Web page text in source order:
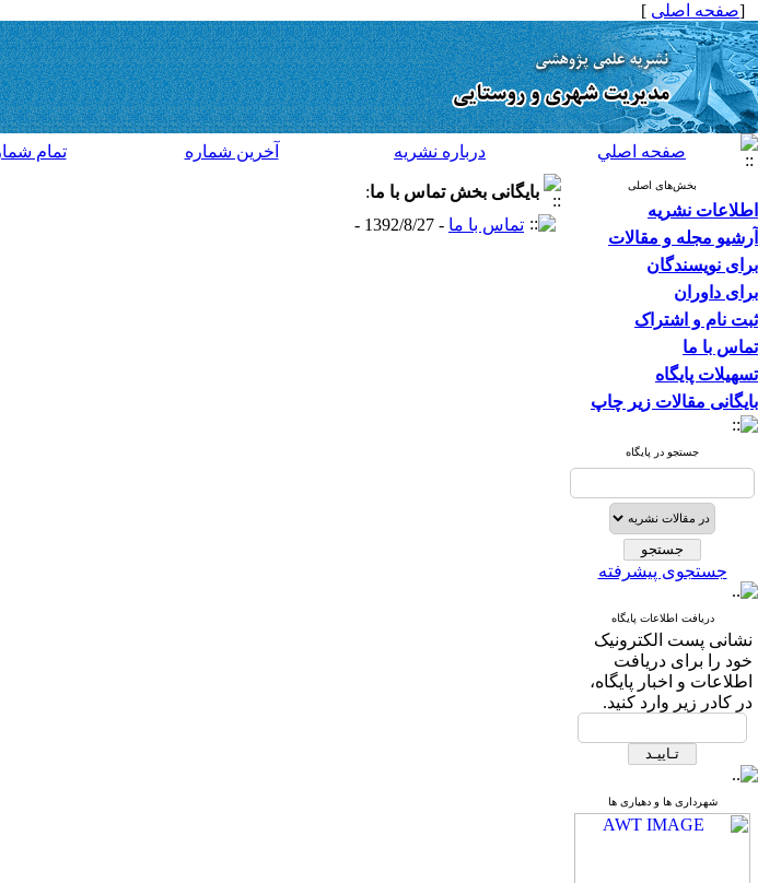
[صفحه اصلی ]
صفحه اصلي درباره نشريه آخرين شماره تمام
بخش‌های اصلی
اطلاعات نشریه
آرشیو مجله و مقالات
برای نویسندگان
برای داوران
ثبت نام و اشتراک
تماس با ما
تسهیلات پایگاه
بایگانی مقالات زیر چاپ
جستجو در پایگاه
جستجوی پیشرفته
دریافت اطلاعات پایگاه
نشانی پست الکترونیک
خود را برای دریافت
اطلاعات و اخبار پایگاه،
در کادر زیر وارد کنید.
شهرداری ها و دهیاری ها
بایگانی بخشتماس با ما:
تماس با ما - 1392/8/27 -